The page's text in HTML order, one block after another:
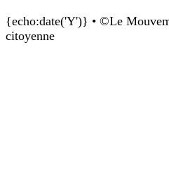
{echo:date('Y')} • ©Le
citoyenne